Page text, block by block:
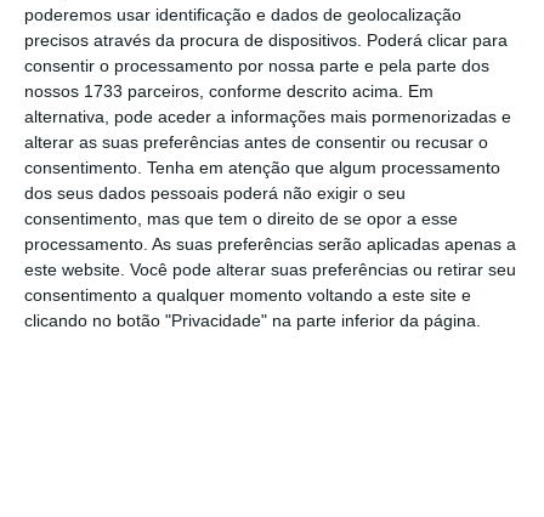
poderemos usar identificação e dados de geolocalização
precisos através da procura de dispositivos. Poderá clicar para
consentir o processamento por nossa parte e pela parte dos
nossos 1733 parceiros, conforme descrito acima. Em
alternativa, pode aceder a informações mais pormenorizadas e
alterar as suas preferências antes de consentir ou recusar o
consentimento. Tenha em atenção que algum processamento
dos seus dados pessoais poderá não exigir o seu
consentimento, mas que tem o direito de se opor a esse
processamento. As suas preferências serão aplicadas apenas a
este website. Você pode alterar suas preferências ou retirar seu
consentimento a qualquer momento voltando a este site e
clicando no botão "Privacidade" na parte inferior da página.
recorde, orquestrado por responsáveis por definir
planos de contingência que nunca tinham feito. A
complexidadedo processo é enorme, com
necessidade de retificações contínuas em
movimento.
Primeiro veio o sentimento devulnerabilidade
generalizada face a uma ameaça invisível, em que
todos osstakeholdersem interação presencial
eram suspeitos. Todos se converteram em